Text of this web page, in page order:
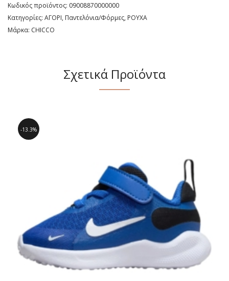
Κωδικός προϊόντος: 09008870000000
Κατηγορίες: ΑΓΟΡΙ, Παντελόνια/Φόρμες, ΡΟΥΧΑ
Μάρκα: CHICCO
Σχετικά Προϊόντα
13.3%